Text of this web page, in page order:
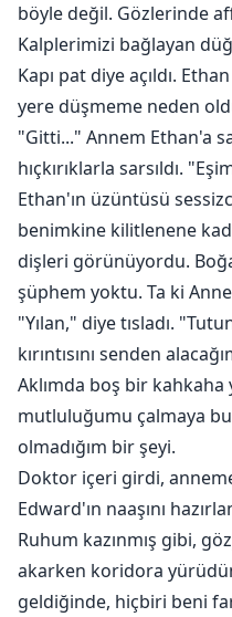
böyle değil. Gözlerinde
Kalplerimizi bağlayan
Kapı pat diye açıldı.
yere düşmeme neden
"Gitti..." Annem Ethan'a
hıçkırıklarla sarsıldı.
Ethan'ın üzüntüsü
benimkine kilitlenene
dişleri görünüyordu.
şüphem yoktu. Ta ki
"Yılan," diye tısladı.
kırıntısını senden
Aklımda boş bir kahkaha
mutluluğumu çalmaya bu
olmadığım bir şeyi.
Doktor içeri girdi,
Edward'ın naaşını
Ruhum kazınmış gibi,
akarken koridora
geldiğinde, hiçbiri beni